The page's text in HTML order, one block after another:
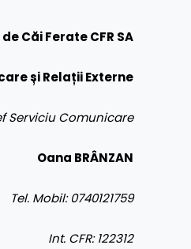
Căi Ferate CFR SA
și Relații Externe
Serviciu Comunicare
Oana BRÂNZAN
Tel. Mobil: 0740121759
Int. CFR: 122312